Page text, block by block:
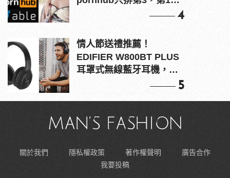
4
情人節送禮推薦！
EDIFIER W800BT PLUS
耳罩式無線藍牙耳機，在
5
關於我們 隱私權政策 著作權聲明
廣告合作
我要投稿